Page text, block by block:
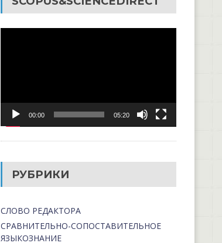
00:00 05:20
РУБРИКИ
СЛОВО РЕДАКТОРА
СРАВНИТЕЛЬНО-СОПОСТАВИТЕЛЬНОЕ
ЯЗЫКОЗНАНИЕ